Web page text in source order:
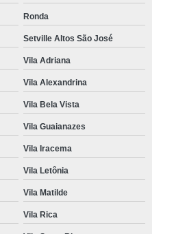
Ronda
Setville Altos São José
Vila Adriana
Vila Alexandrina
Vila Bela Vista
Vila Guaianazes
Vila Iracema
Vila Letônia
Vila Matilde
Vila Rica